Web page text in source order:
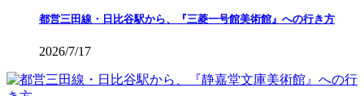
都営三田線・日比谷駅から、『三菱一号館美術館』への行き方
2026/7/17